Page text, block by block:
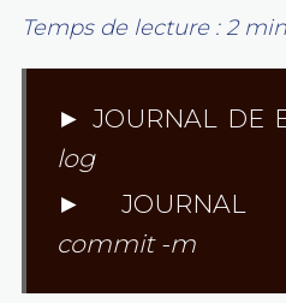
Temps de lecture :2
► JOURNAL DE
log
► JOURNAL
commit -m